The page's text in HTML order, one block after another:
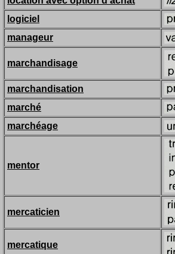
logiciel
manageur
marchandisage
marchandisation
marché
marchéage
mentor
mercaticien
mercatique